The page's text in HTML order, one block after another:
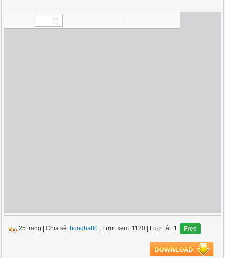
25 trang |Chia sẻ: hongha80 | Lượt xem: 1120 | Lượt tải: 1 Free